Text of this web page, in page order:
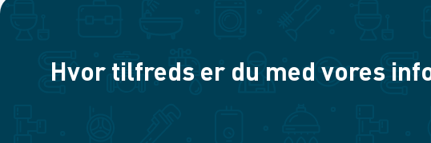
Hvor tilfreds er du med vores